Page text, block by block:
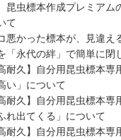
虫標本作成プレミアム
て
悪かった標本が、見違え
「永代の絆」で簡単に閉
耐久】自分用昆虫標本専
い」について
耐久】自分用昆虫標本専
れ出てくる」について
耐久】自分用昆虫標本専